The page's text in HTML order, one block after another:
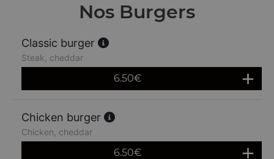
Nos Burgers
Classic burger
Steak, cheddar
6.50€
Chicken burger
Chicken, cheddar
6.50€